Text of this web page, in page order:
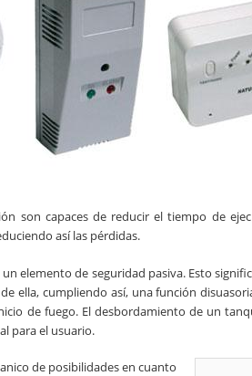
son capaces de reducir el tiempo de
así las pérdidas.
elemento de seguridad pasiva. Esto
ella, cumpliendo así, una función
de fuego. El desbordamiento de un
para el usuario.
de posibilidades en cuanto